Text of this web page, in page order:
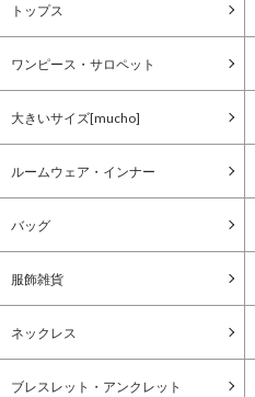
トップス
ワンピース・サロペット
大きいサイズ[mucho]
ルームウェア・インナー
バッグ
服飾雑貨
ネックレス
ブレスレット・アンクレット